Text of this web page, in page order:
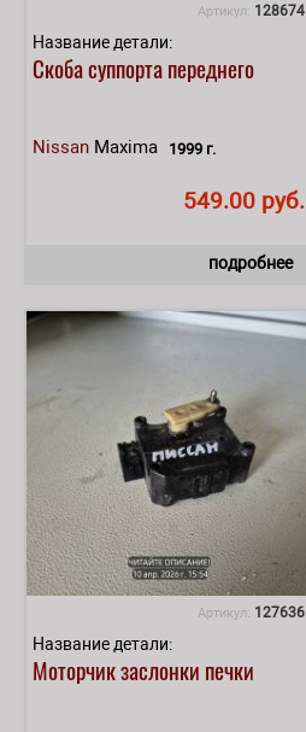
Артикул: 128674
Название детали:
Скоба суппорта переднего
Nissan Maxima 1999 г.
549.00 руб.
подробнее
Артикул: 127636
Название детали:
Моторчик заслонки печки